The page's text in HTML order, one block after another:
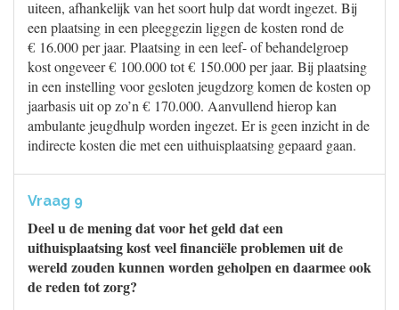
uiteen, afhankelijk van het soort hulp dat wordt ingezet. Bij
een plaatsing in een pleeggezin liggen de kosten rond de
€ 16.000 per jaar. Plaatsing in een leef- of behandelgroep
kost ongeveer € 100.000 tot € 150.000 per jaar. Bij plaatsing
in een instelling voor gesloten jeugdzorg komen de kosten op
jaarbasis uit op zo’n € 170.000. Aanvullend hierop kan
ambulante jeugdhulp worden ingezet. Er is geen inzicht in de
indirecte kosten die met een uithuisplaatsing gepaard gaan.
Vraag 9
Deel u de mening dat voor het geld dat een
uithuisplaatsing kost veel financiële problemen uit de
wereld zouden kunnen worden geholpen en daarmee ook
de reden tot zorg?